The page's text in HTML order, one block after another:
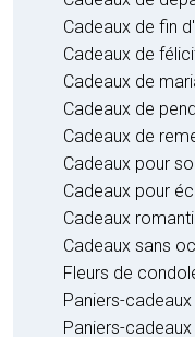
Cadeaux de fin
Cadeaux de
Cadeaux de
Cadeaux de
Cadeaux de
Cadeaux pour
Cadeaux pour
Cadeaux
Cadeaux sans
Fleurs de
Paniers-
Paniers-